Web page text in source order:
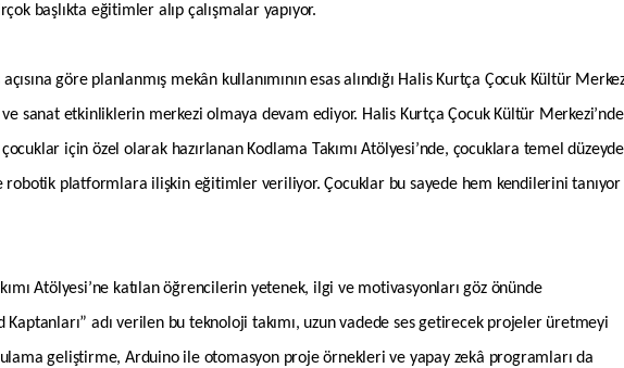
başlıkta eğitimler alıp çalışmalar yapıyor.
göre planlanmış mekân kullanımının esas alındığı Halis Kurtça Çocuk Kültür
sanat etkinliklerin merkezi olmaya devam ediyor. Halis Kurtça Çocuk Kültür Merkezi’nde
için özel olarak hazırlanan Kodlama Takımı Atölyesi’nde, çocuklara temel düzeyde
robotik platformlara ilişkin eğitimler veriliyor. Çocuklar bu sayede hem kendilerini tanıyor
Atölyesi’ne katılan öğrencilerin yetenek, ilgi ve motivasyonları göz önünde
adı verilen bu teknoloji takımı, uzun vadede ses getirecek projeler üretmeyi
geliştirme, Arduino ile otomasyon proje örnekleri ve yapay zekâ programları da